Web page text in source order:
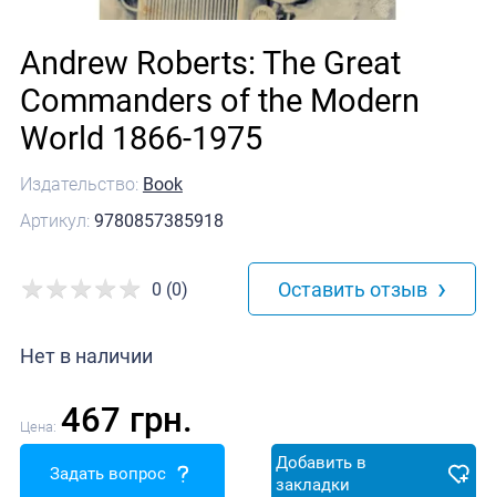
Издательство: Book
Артикул: 9780857385918
Andrew Roberts: The Great
Commanders of the Modern
World 1866-1975
Нет в наличии
0 (0) Оставить отзыв ›
Цена: 467 грн.
Задать вопрос
Добавить в
закладки